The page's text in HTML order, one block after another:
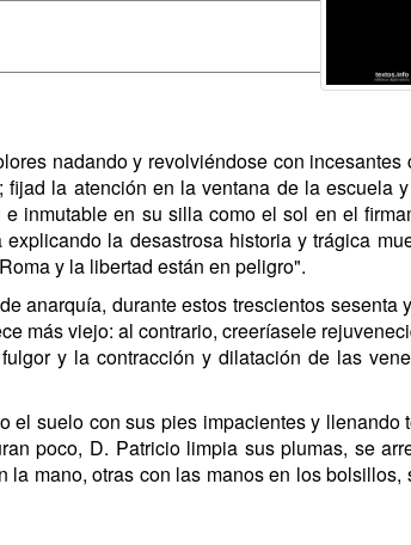
nadando y revolviéndose con incesantes
la atención en la ventana de la escuela
inmutable en su silla como el sol en el
la desastrosa historia y trágica
y la libertad están en peligro".
anarquía, durante estos trescientos sesenta
más viejo: al contrario, creeríasele
y la contracción y dilatación de las
el suelo con sus pies impacientes y llenando
poco, D. Patricio limpia sus plumas, se
mano, otras con las manos en los bolsillos,